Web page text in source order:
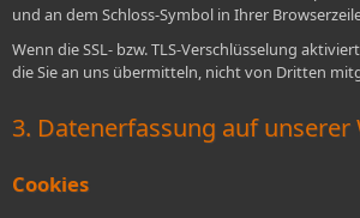
und an dem Schloss-Symbol in Ihrer
Wenn die SSL- bzw. TLS-Verschlüsselung
die Sie an uns übermitteln, nicht von Dritten
3. Datenerfassung auf unserer
Cookies